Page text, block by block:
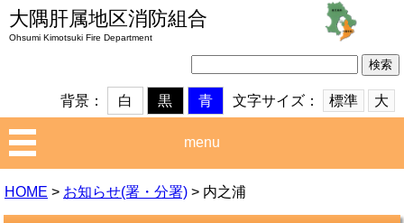
大隅肝属地区消防組合
Ohsumi Kimotsuki Fire Department
検
索:
文字サイズ：
標準 大
背景： 白 黒 青
menu
HOME > お知らせ(署・分署) > 内之浦